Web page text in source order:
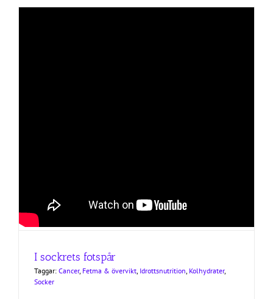
I sockrets fotspår
Taggar: Cancer, Fetma & övervikt, Idrottsnutrition, Kolhydrater,
Socker